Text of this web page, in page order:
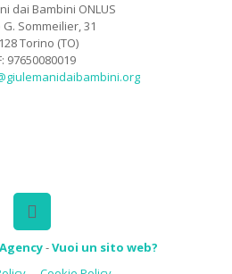
dai Bambini ONLUS
G. Sommeilier, 31
Torino (TO)
97650080019
-Vuoi un sito web?